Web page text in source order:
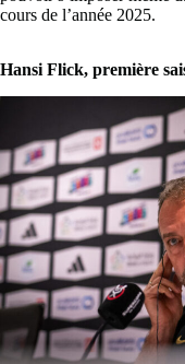
cours de l’année 2025.
Hansi Flick, première